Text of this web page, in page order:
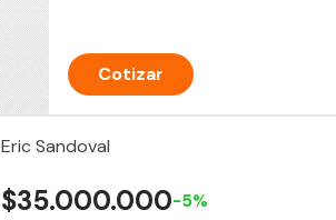
Cotizar
Eric Sandoval
$35.000.000-5%